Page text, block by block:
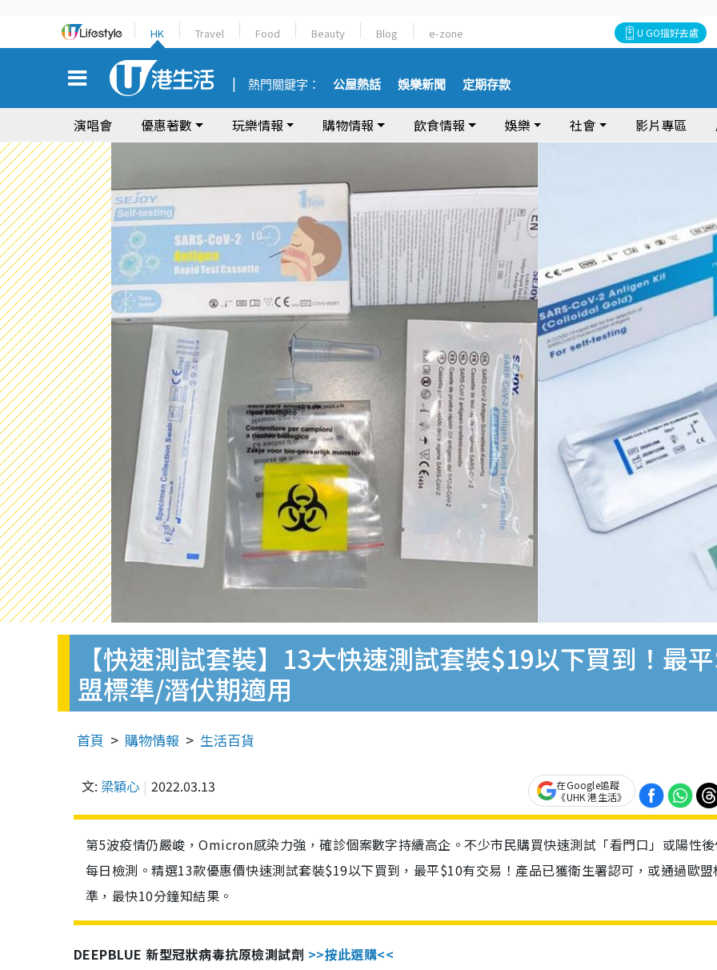
HK Travel Food Beauty Blog e-zone U GO搵好去處
熱門關鍵字： 公屋熱話 娛樂新聞 定期存款
演唱會 優惠著數 玩樂情報 購物情報 飲食情報 娛樂 社會 影片專區
【快速測試套裝】13大快速測試套裝$19以下買到！最
盟標準/潛伏期適用
首頁 購物情報 生活百貨
文: 梁穎心 2022.03.13
在Google追蹤
《UHK 港生活》
第5波疫情仍嚴峻，Omicron感染力強，確診個案數字持續高企。不少市民購買快速測試「看門口」或陽性
每日檢測。精選13款優惠價快速測試套裝$19以下買到，最平$10有交易！產品已獲衛生署認可，或通過歐盟
準，最快10分鐘知結果。
DEEPBLUE 新型冠狀病毒抗原檢測試劑 >>按此選購<<